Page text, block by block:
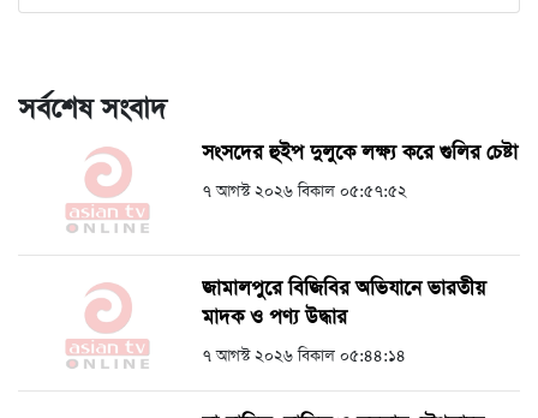
সর্বশেষ সংবাদ
সংসদের হুইপ দুলুকে লক্ষ্য করে গুলির চেষ্টা
৭ আগস্ট ২০২৬ বিকাল ০৫:৫৭:৫২
জামালপুরে বিজিবির অভিযানে ভারতীয়
মাদক ও পণ্য উদ্ধার
৭ আগস্ট ২০২৬ বিকাল ০৫:৪৪:১৪